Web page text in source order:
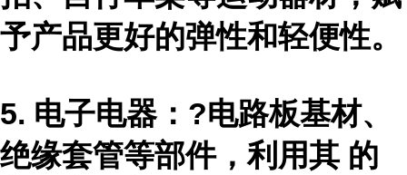
予产品更好的弹性和轻便性。
5. 电子电器：?电路板基材、
绝缘套管等部件，利用其 的